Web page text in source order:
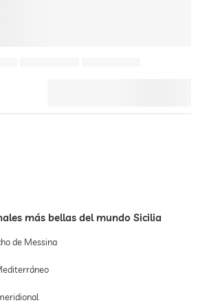
más bellas del mundo Sicilia
de Messina